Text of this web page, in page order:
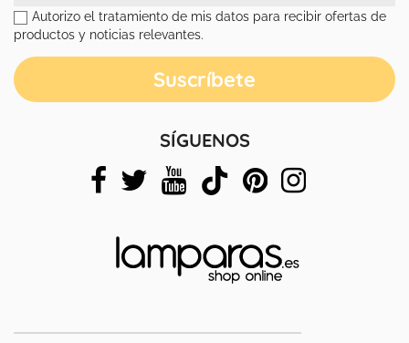
Autorizo el tratamiento de mis datos para recibir ofertas de
productos y noticias relevantes.
SÍGUENOS